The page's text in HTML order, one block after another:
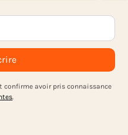
confirme avoir pris connaissance
.